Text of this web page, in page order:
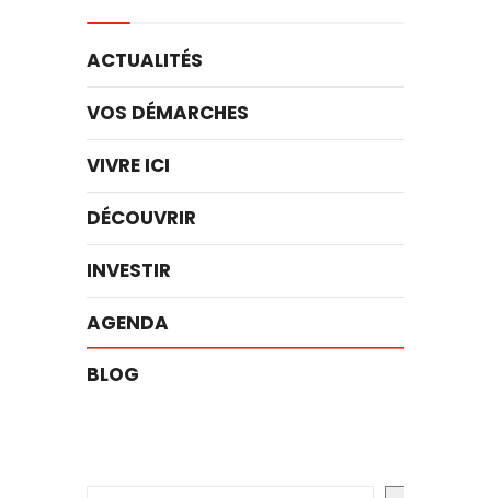
ACTUALITÉS
VOS DÉMARCHES
VIVRE ICI
DÉCOUVRIR
INVESTIR
AGENDA
BLOG